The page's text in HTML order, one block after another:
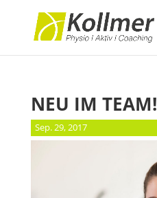
NEU IM TEAM!
Sep. 29, 2017